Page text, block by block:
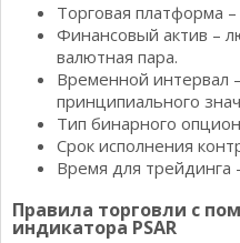
Торговая платформа
Финансовый актив –
валютная пара.
Временной интервал
принципиального
Тип бинарного
Срок исполнения
Время для трейдинга
Правила торговли с
индикатора PSAR